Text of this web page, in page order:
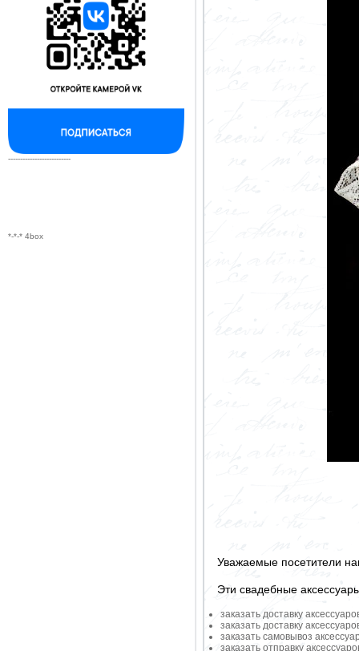
--------------------------
*-*-* 4box
Уважаемые посетители
Эти свадебные
заказать доставку
заказать доставку
заказать самовывоз
заказать отправку